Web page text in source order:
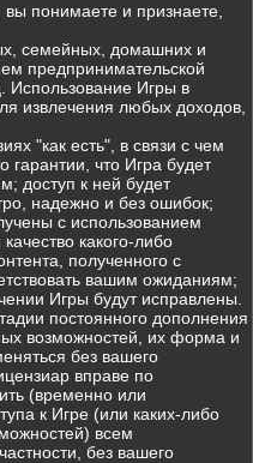
понимаете и признаете,
семейных, домашних и
предпринимательской
Использование Игры в
извлечения любых доходов,
"как есть", в связи с чем
гарантии, что Игра будет
доступ к ней будет
надежно и без ошибок;
с использованием
какого-либо
полученного с
вашим ожиданиям;
Игры будут исправлены.
постоянного дополнения
возможностей, их форма и
без вашего
вправе по
(временно или
к Игре (или каких-либо
всем
без вашего